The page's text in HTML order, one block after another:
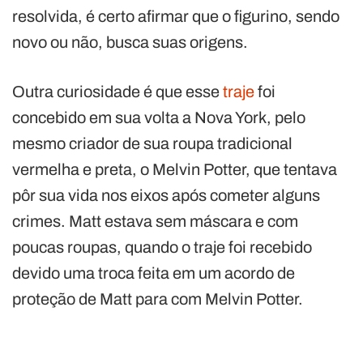
resolvida, é certo afirmar que o figurino, sendo
novo ou não, busca suas origens.
Outra curiosidade é que essetrajefoi
concebido em sua volta a Nova York, pelo
mesmo criador de sua roupa tradicional
vermelha e preta, o Melvin Potter, que tentava
pôr sua vida nos eixos após cometer alguns
crimes. Matt estava sem máscara e com
poucas roupas, quando o traje foi recebido
devido uma troca feita em um acordo de
proteção de Matt para com Melvin Potter.